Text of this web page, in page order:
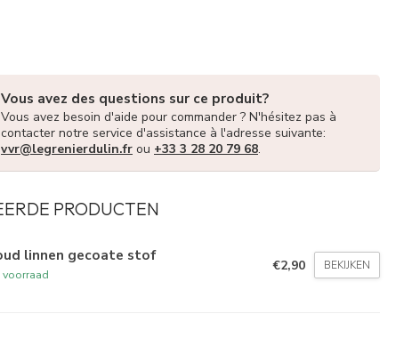
Vous avez des questions sur ce produit?
Vous avez besoin d'aide pour commander ? N'hésitez pas à
contacter notre service d'assistance à l'adresse suivante:
vvr@legrenierdulin.fr ou +33 3 28 20 79 68.
PRODUCTEN
linnen gecoate stof
voorraad
€2,90 BEKIJKEN